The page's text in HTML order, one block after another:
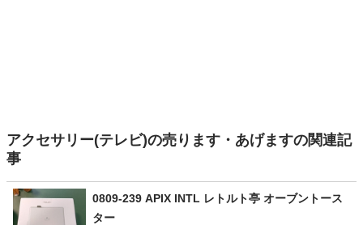
アクセサリー(テレビ)の売ります・あげますの関連記
事
0809-239 APIX INTL レトルト亭 オーブントース
ター